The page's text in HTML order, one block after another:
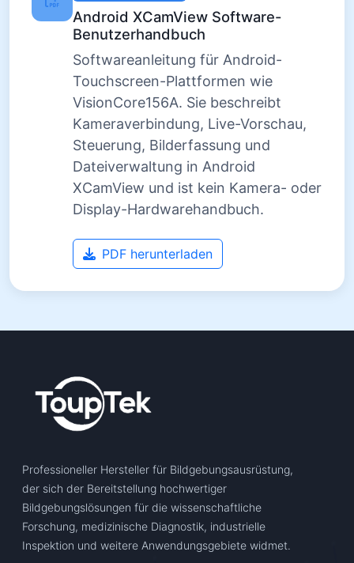
Android XCamView Software-
Benutzerhandbuch
Softwareanleitung für Android-
Touchscreen-Plattformen wie
VisionCore156A. Sie beschreibt
Kameraverbindung, Live-Vorschau,
Steuerung, Bilderfassung und
Dateiverwaltung in Android
XCamView und ist kein Kamera- oder
Display-Hardwarehandbuch.
PDF herunterladen
Professioneller Hersteller für Bildgebungsausrüstung,
der sich der Bereitstellung hochwertiger
Bildgebungslösungen für die wissenschaftliche
Forschung, medizinische Diagnostik, industrielle
Inspektion und weitere Anwendungsgebiete widmet.